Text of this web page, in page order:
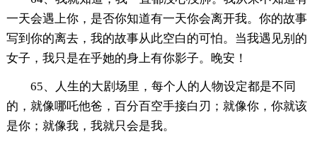
一天会遇上你，是否你知道有一天你会离开我。你的故事
写到你的离去，我的故事从此空白的可怕。当我遇见别的
女子，我只是在乎她的身上有你影子。晚安！
65、人生的大剧场里，每个人的人物设定都是不同
的，就像哪吒他爸，百分百空手接白刃；就像你，你就该
是你；就像我，我就只会是我。